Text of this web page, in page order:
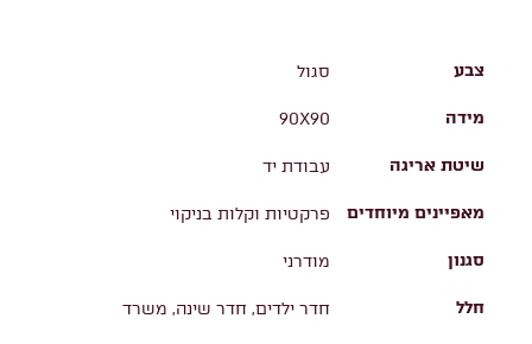
צבע סגול
מידה 90X90
שיטת אריגה עבודת יד
מאפיינים מיוחדים פרקטיות וקלות בניקוי
סגנון מודרני
חלל חדר ילדים, חדר שינה, משרד